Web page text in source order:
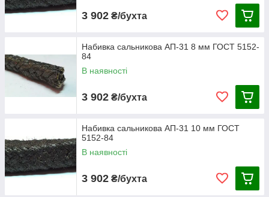
3 902 ₴/бухта
Набивка сальникова АП-31 8 мм ГОСТ 5152-
84
В наявності
3 902 ₴/бухта
Набивка сальникова АП-31 10 мм ГОСТ
5152-84
В наявності
3 902 ₴/бухта